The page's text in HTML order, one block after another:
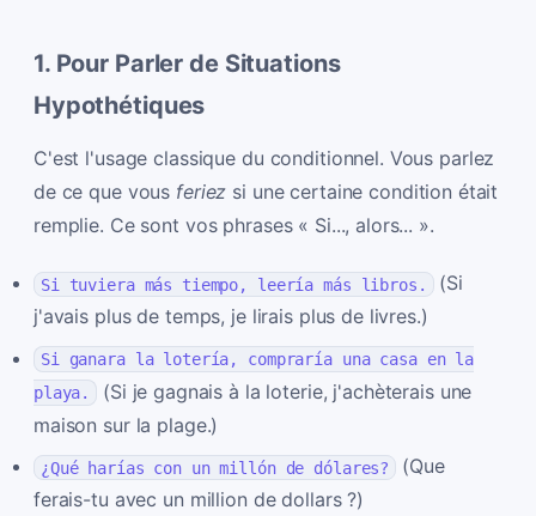
1. Pour Parler de Situations
Hypothétiques
C'est l'usage classique du conditionnel. Vous parlez
de ce que vous feriez si une certaine condition était
remplie. Ce sont vos phrases « Si..., alors... ».
Si tuviera más tiempo, leería más libros. (Si
j'avais plus de temps, je lirais plus de livres.)
Si ganara la lotería, compraría una casa en la
playa.
(Si je gagnais à la loterie, j'achèterais une
maison sur la plage.)
¿Qué harías con un millón de dólares?
(Que
ferais-tu avec un million de dollars ?)